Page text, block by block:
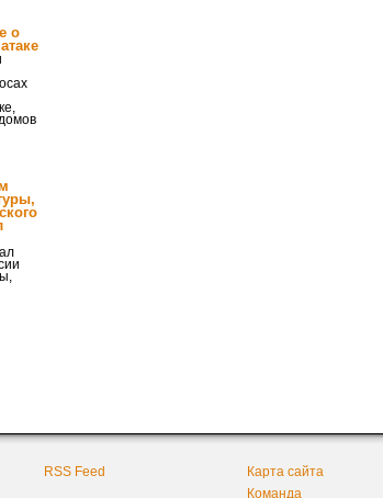
о
Карта сайта
Команда
RSS Feed